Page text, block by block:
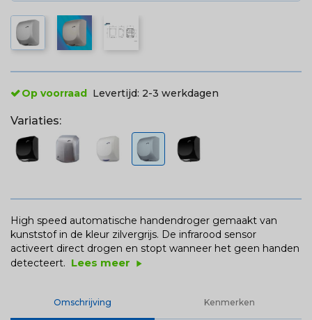
Op voorraad Levertijd: 2-3 werkdagen
Variaties:
High speed automatische handendroger gemaakt van
kunststof in de kleur zilvergrijs. De infrarood sensor
activeert direct drogen en stopt wanneer het geen handen
detecteert. Lees meer play_arrow
Omschrijving Kenmerken